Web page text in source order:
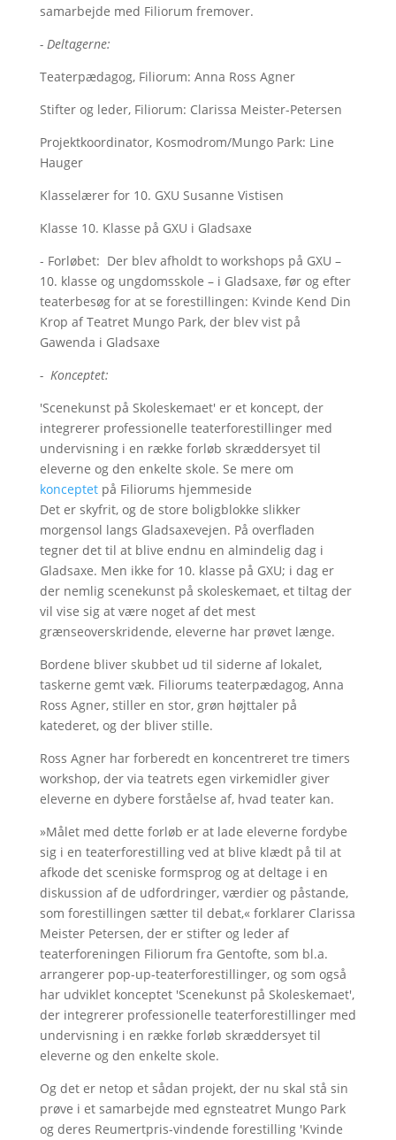
samarbejde med Filiorum fremover.
- Deltagerne:
Teaterpædagog, Filiorum: Anna Ross Agner
Stifter og leder, Filiorum: Clarissa Meister-Petersen
Projektkoordinator, Kosmodrom/Mungo Park: Line
Hauger
Klasselærer for 10. GXU Susanne Vistisen
Klasse 10. Klasse på GXU i Gladsaxe
- Forløbet: Der blev afholdt to workshops på GXU –
10. klasse og ungdomsskole – i Gladsaxe, før og efter
teaterbesøg for at se forestillingen: Kvinde Kend Din
Krop af Teatret Mungo Park, der blev vist på
Gawenda i Gladsaxe
- Konceptet:
'Scenekunst på Skoleskemaet' er et koncept, der
integrerer professionelle teaterforestillinger med
undervisning i en række forløb skræddersyet til
eleverne og den enkelte skole. Se mere om
konceptetpå Filiorums hjemmeside
Det er skyfrit, og de store boligblokke slikker
morgensol langs Gladsaxevejen. På overfladen
tegner det til at blive endnu en almindelig dag i
Gladsaxe. Men ikke for 10. klasse på GXU; i dag er
der nemlig scenekunst på skoleskemaet, et tiltag der
vil vise sig at være noget af det mest
grænseoverskridende, eleverne har prøvet længe.
Bordene bliver skubbet ud til siderne af lokalet,
taskerne gemt væk. Filiorums teaterpædagog, Anna
Ross Agner, stiller en stor, grøn højttaler på
katederet, og der bliver stille.
Ross Agner har forberedt en koncentreret tre timers
workshop, der via teatrets egen virkemidler giver
eleverne en dybere forståelse af, hvad teater kan.
»Målet med dette forløb er at lade eleverne fordybe
sig i en teaterforestilling ved at blive klædt på til at
afkode det sceniske formsprog og at deltage i en
diskussion af de udfordringer, værdier og påstande,
som forestillingen sætter til debat,« forklarer Clarissa
Meister Petersen, der er stifter og leder af
teaterforeningen Filiorum fra Gentofte, som bl.a.
arrangerer pop-up-teaterforestillinger, og som også
har udviklet konceptet 'Scenekunst på Skoleskemaet',
der integrerer professionelle teaterforestillinger med
undervisning i en række forløb skræddersyet til
eleverne og den enkelte skole.
Og det er netop et sådan projekt, der nu skal stå sin
prøve i et samarbejde med egnsteatret Mungo Park
og deres Reumertpris-vindende forestilling 'Kvinde